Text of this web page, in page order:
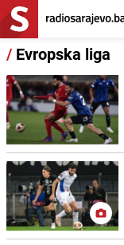
/ Evropska liga